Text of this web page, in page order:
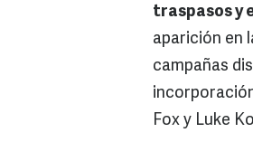
traspasos y
aparición en
campañas
Fox y Luke